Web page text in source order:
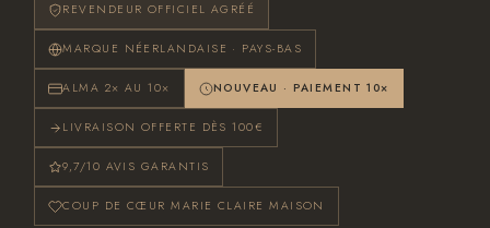
REVENDEUR OFFICIEL AGRÉÉ
MARQUE NÉERLANDAISE · PAYS-BAS
ALMA 2× AU 10× NOUVEAU · PAIEMENT 10×
LIVRAISON OFFERTE DÈS 100€
9,7/10 AVIS GARANTIS
COUP DE CŒUR MARIE CLAIRE MAISON